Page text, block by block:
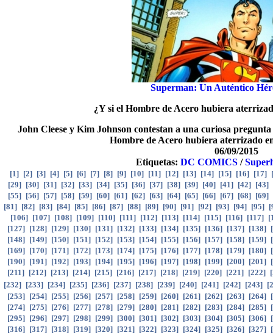
Superman: Un Auténtico
¿Y si el Hombre de Acero hubiera
John Cleese y Kim Johnson contestan a una curiosa
Hombre de Acero hubiera aterrizado
06/09/2015
Etiquetas: DC COMICS /
[1] [2] [3] [4] [5] [6] [7] [8] [9] [10] [11] [12] [13] [14] [15] [16] [17] [
[29] [30] [31] [32] [33] [34] [35] [36] [37] [38] [39] [40] [41] [42] [43]
[55] [56] [57] [58] [59] [60] [61] [62] [63] [64] [65] [66] [67] [68] [69]
[81] [82] [83] [84] [85] [86] [87] [88] [89] [90] [91] [92] [93] [94] [95] [
[106] [107] [108] [109] [110] [111] [112] [113] [114] [115] [116] [117] [
[127] [128] [129] [130] [131] [132] [133] [134] [135] [136] [137] [138] [
[148] [149] [150] [151] [152] [153] [154] [155] [156] [157] [158] [159] [
[169] [170] [171] [172] [173] [174] [175] [176] [177] [178] [179] [180] [
[190] [191] [192] [193] [194] [195] [196] [197] [198] [199] [200] [201] [
[211] [212] [213] [214] [215] [216] [217] [218] [219] [220] [221] [222] [
[232] [233] [234] [235] [236] [237] [238] [239] [240] [241] [242] [243] [
[253] [254] [255] [256] [257] [258] [259] [260] [261] [262] [263] [264] [
[274] [275] [276] [277] [278] [279] [280] [281] [282] [283] [284] [285] [
[295] [296] [297] [298] [299] [300] [301] [302] [303] [304] [305] [306] [
[316] [317] [318] [319] [320] [321] [322] [323] [324] [325] [326] [327] [